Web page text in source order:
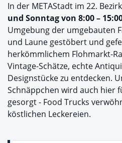
In der METAStadt im 22.
und Sonntag von 8:00 –
Umgebung der umgebauten
und Laune gestöbert und
herkömmlichem Flohmarkt-
Vintage-Schätze, echte
Designstücke zu entdecken.
Schnäppchen wird auch hier
gesorgt - Food Trucks
köstlichen Leckereien.